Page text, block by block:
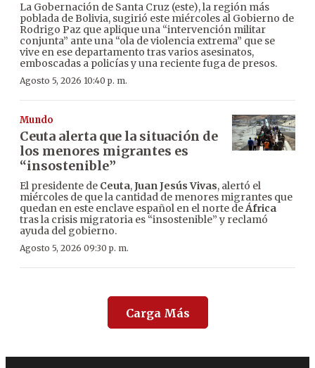
La Gobernación de Santa Cruz (este), la región más
poblada de Bolivia, sugirió este miércoles al Gobierno de
Rodrigo Paz que aplique una “intervención militar
conjunta” ante una “ola de violencia extrema” que se
vive en ese departamento tras varios asesinatos,
emboscadas a policías y una reciente fuga de presos.
Agosto 5, 2026 10:40 p. m.
Mundo
Ceuta alerta que la situación de
los menores migrantes es
“insostenible”
El presidente de Ceuta,Juan Jesús Vivas, alertó el
miércoles de que la cantidad de menores migrantes que
quedan en este enclave español en el norte deÁfrica
tras la crisis migratoria es “insostenible” y reclamó
ayuda del gobierno.
Agosto 5, 2026 09:30 p. m.
Carga Más